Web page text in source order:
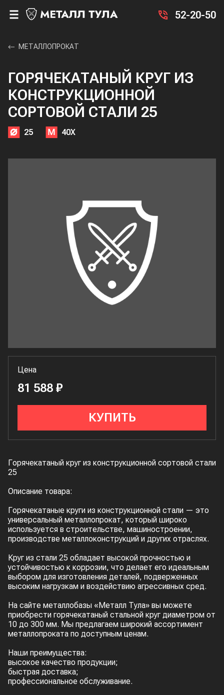
52-20-50
МЕТАЛЛОПРОКАТ
ГОРЯЧЕКАТАНЫЙ КРУГ ИЗ
КОНСТРУКЦИОННОЙ
СОРТОВОЙ СТАЛИ 25
25 40Х
Цена
81 588 ₽
КУПИТЬ
Горячекатаный круг из конструкционной сортовой стали
25
Описание товара:
Горячекатаные круги из конструкционной стали — это
универсальный металлопрокат, который широко
используется в строительстве, машиностроении,
производстве металлоконструкций и других отраслях.
Круг из стали 25 обладает высокой прочностью и
устойчивостью к коррозии, что делает его идеальным
выбором для изготовления деталей, подверженных
высоким нагрузкам и воздействию агрессивных сред.
На сайте металлобазы «Металл Тула» вы можете
приобрести горячекатаный стальной круг диаметром от
10 до 300 мм. Мы предлагаем широкий ассортимент
металлопроката по доступным ценам.
Наши преимущества:
высокое качество продукции;
быстрая доставка;
профессиональное обслуживание.